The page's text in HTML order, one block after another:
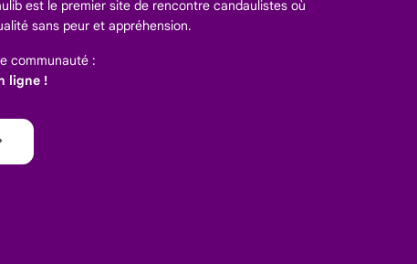
est le premier site de rencontre candaulistes où
sans peur et appréhension.
communauté :
ligne !